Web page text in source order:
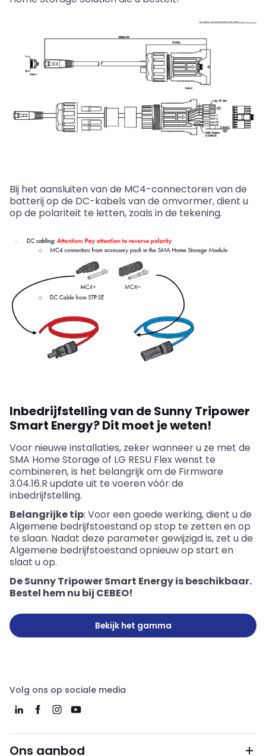
Bij het aansluiten van de MC4-connectoren van de
batterij op de DC-kabels van de omvormer, dient u
op de polariteit te letten, zoals in de tekening.
Inbedrijfstelling van de Sunny Tripower
Smart Energy? Dit moet je weten!
Voor nieuwe installaties, zeker wanneer u ze met de
SMA Home Storage of LG RESU Flex wenst te
combineren, is het belangrijk om de Firmware
3.04.16.R update uit te voeren vóór de
inbedrijfstelling.
Belangrijke tip: Voor een goede werking, dient u de
Algemene bedrijfstoestand op stop te zetten en op
te slaan. Nadat deze parameter gewijzigd is, zet u de
Algemene bedrijfstoestand opnieuw op start en
slaat u op.
De Sunny Tripower Smart Energy is beschikbaar.
Bestel hem nu bij CEBEO!
Bekijk het gamma
Volg ons op sociale media
Ons aanbod